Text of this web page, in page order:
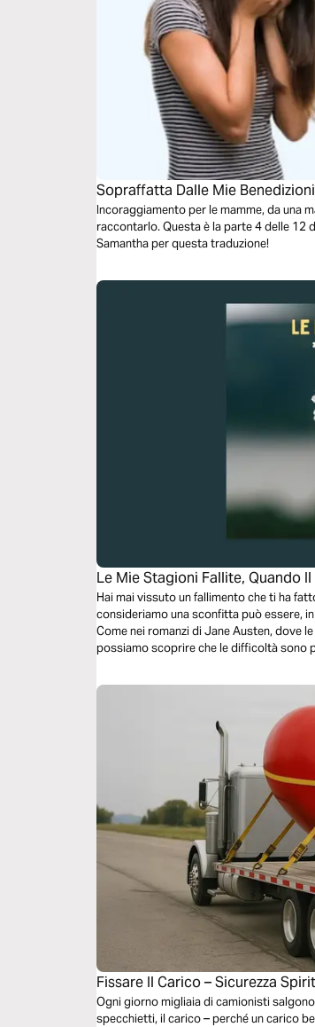
Sopraffatta Dalle Mie
Incoraggiamento per le mamme, da una
raccontarlo. Questa è la parte 4 delle 12
Samantha per questa traduzione!
Le Mie Stagioni Fallite, Quando
Dio
Hai mai vissuto un fallimento che ti ha
consideriamo una sconfitta può essere,
Come nei romanzi di Jane Austen, dove
possiamo scoprire che le difficoltà sono
occasioni per costruire una fede più
Fissare Il Carico – Sicurezza
Ogni giorno migliaia di camionisti
specchietti, il carico – perché un carico